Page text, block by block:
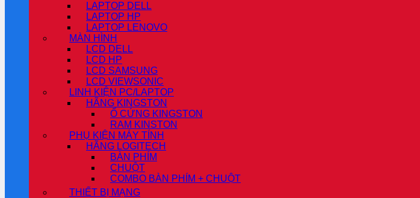
LAPTOP DELL
LAPTOP HP
LAPTOP LENOVO
MÀN HÌNH
LCD DELL
LCD HP
LCD SAMSUNG
LCD VIEWSONIC
LINH KIỆN PC/LAPTOP
HÃNG KINGSTON
Ổ CỨNG KINGSTON
RAM KINSTON
PHỤ KIỆN MÁY TÍNH
HÃNG LOGITECH
BÀN PHÍM
CHUỘT
COMBO BÀN PHÍM + CHUỘT
THIẾT BỊ MẠNG